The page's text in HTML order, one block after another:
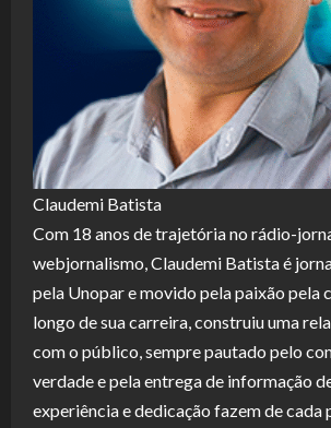
Claudemi Batista
Com 18 anos de trajetória no rádio-
webjornalismo, Claudemi Batista é
pela Unopar e movido pela paixão pela
longo de sua carreira, construiu uma
com o público, sempre pautado pelo
verdade e pela entrega de informação
experiência e dedicação fazem de cada